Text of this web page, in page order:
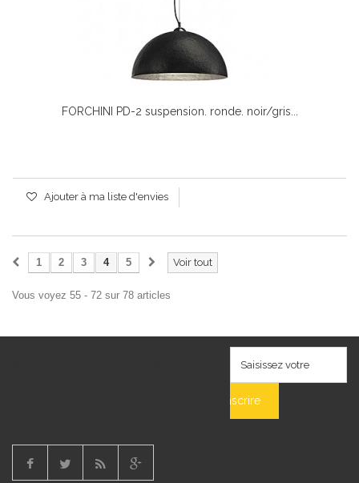
FORCHINI PD-2 suspension. ronde. noir/gris...
Ajouter à ma liste d'envies
Voir tout
1 2 3 4 5
Vous voyez 55 - 72 sur 78 articles
S'inscrire